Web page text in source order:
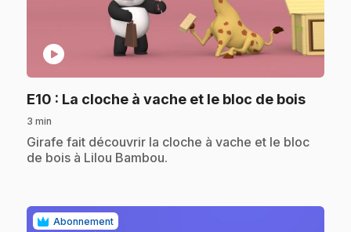
play_circle
E10 : La cloche à vache et le bloc de bois.
3 min
.Girafe fait découvrir la cloche à vache et le bloc
de bois à Lilou Bambou.
Abonnement